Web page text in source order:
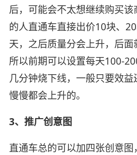
后，可能会不太想继续购买
的人直通车直接出价10块、
天，之后质量分会上升，后面
所以前期可以设置每天100-
几分钟烧下线，一般只要效
慢慢都会上升的。
3、推广创意图
直通车总的可以加四张创意